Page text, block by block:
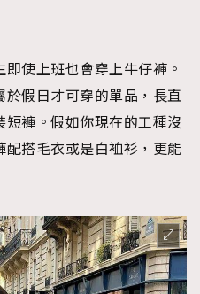
使上班也會穿上牛仔褲。
假日才可穿的單品，長直
褲。假如你現在的工種沒
搭毛衣或是白裇衫，更能